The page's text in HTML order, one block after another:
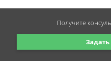
Задать
Получите